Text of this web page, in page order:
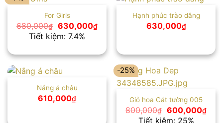
For Girls
680,000₫ Giá
gốc
là:
630,000₫Giá
hiện
là:
630,000₫.
Tiết kiệm: 7.4%
Hạnh phúc trào dâng
630,000₫
Nắng á châu
610,000₫
-25%
Giỏ hoa Cát tường 005
800,000₫ Giá
gốc
600,000₫Giá
hiện
Tiết kiệm: 25%